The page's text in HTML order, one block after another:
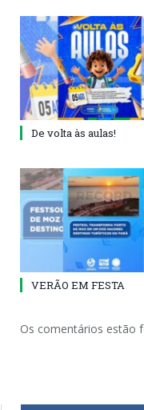
De volta às aulas!
VERÃO EM FESTA
Os comentários estão